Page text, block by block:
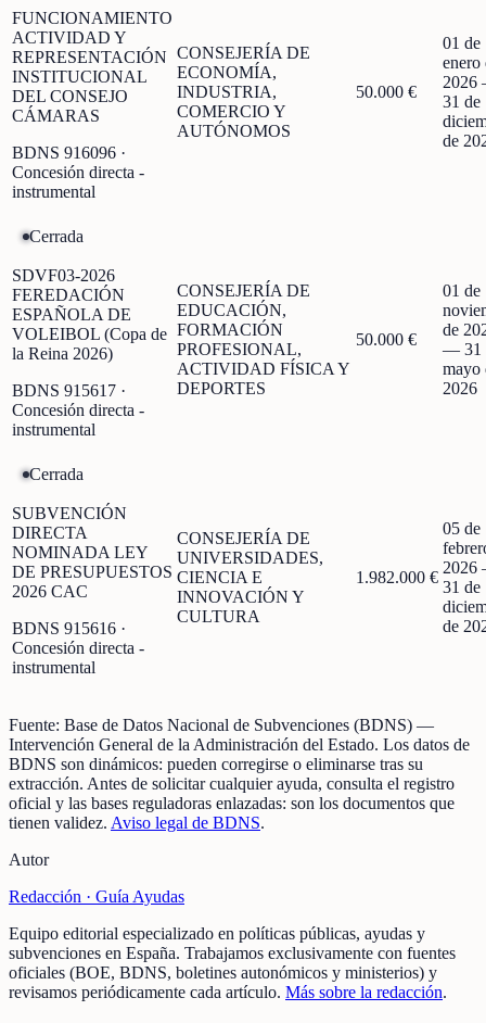
FUNCIONAMIENTO
ACTIVIDAD Y
REPRESENTACIÓN
INSTITUCIONAL
DEL CONSEJO
CÁMARAS
BDNS 916096 ·
Concesión directa -
instrumental
CONSEJERÍA DE
ECONOMÍA,
INDUSTRIA,
COMERCIO Y
AUTÓNOMOS
50.000 €
01 de
enero
2026
31 de
de
Cerrada
SDVF03-2026
FEREDACIÓN
ESPAÑOLA DE
VOLEIBOL (Copa de
la Reina 2026)
BDNS 915617 ·
Concesión directa -
instrumental
CONSEJERÍA DE
EDUCACIÓN,
FORMACIÓN
PROFESIONAL,
ACTIVIDAD FÍSICA Y
DEPORTES
50.000 €
01 de
de
— 31
mayo
2026
Cerrada
SUBVENCIÓN
DIRECTA
NOMINADA LEY
DE PRESUPUESTOS
2026 CAC
BDNS 915616 ·
Concesión directa -
instrumental
CONSEJERÍA DE
UNIVERSIDADES,
CIENCIA E
INNOVACIÓN Y
CULTURA
1.982.000 €
05 de
2026
31 de
de
Fuente: Base de Datos Nacional de Subvenciones (BDNS) —
Intervención General de la Administración del Estado. Los datos de
BDNS son dinámicos: pueden corregirse o eliminarse tras su
extracción. Antes de solicitar cualquier ayuda, consulta el registro
oficial y las bases reguladoras enlazadas: son los documentos que
tienen validez. Aviso legal de BDNS.
Autor
Redacción · Guía Ayudas
Equipo editorial especializado en políticas públicas, ayudas y
subvenciones en España. Trabajamos exclusivamente con fuentes
oficiales (BOE, BDNS, boletines autonómicos y ministerios) y
revisamos periódicamente cada artículo. Más sobre la redacción.